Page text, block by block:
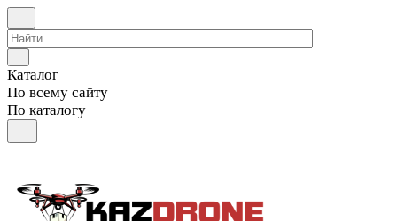
Каталог
По всему сайту
По каталогу